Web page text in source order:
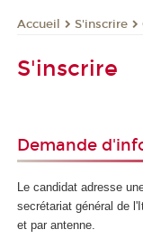
Accueil S'inscrire
S'inscrire
Demande
Le candidat adresse
secrétariat général de
et par antenne.